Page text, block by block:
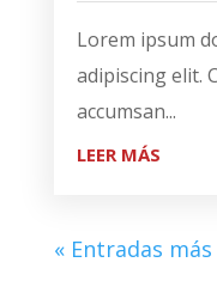
Lorem ipsum
adipiscing elit.
accumsan...
LEER MÁS
« Entradas